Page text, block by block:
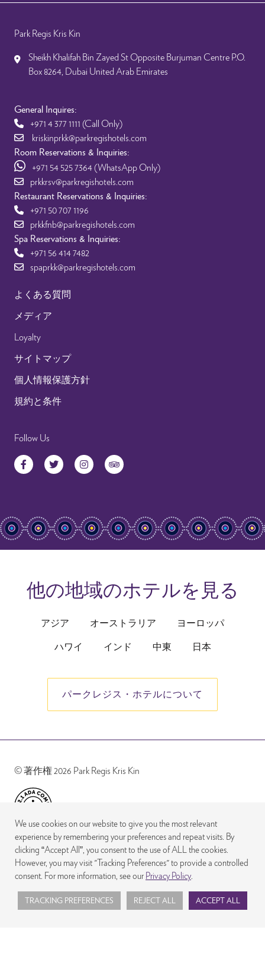
Park Regis Kris Kin
Sheikh Khalifah Bin Zayed St Opposite Burjuman Centre P.O.
Box 8264, Dubai United Arab Emirates
よくある質問
メディア
Loyalty
サイトマップ
個人情報保護方針
規約と条件
Follow Us
FacebookTwitter InstagramTripAdvisor
General Inquires:
+971 4 377 1111 (Call Only)
kriskinprkk@parkregishotels.com
Room Reservations & Inquiries:
+971 54 525 7364(WhatsApp Only)
prkkrsv@parkregishotels.com
Restaurant Reservations & Inquiries:
+971 50 707 1196
prkkfnb@parkregishotels.com
Spa Reservations & Inquiries:
+971 56 414 7482
spaprkk@parkregishotels.com
他の地域のホテルを見る
アジア オーストラリア ヨーロッパ
ハワイ インド 中東 日本
パークレジス・ホテルについて
© 著作権 2026 Park Regis Kris Kin
We use cookies on our website to give you the most relevant
experience by remembering your preferences and repeat visits. By
clicking “Accept All”, you consent to the use of ALL the cookies.
However, you may visit "Tracking Preferences" to provide a controlled
consent. For more information, see our Privacy Policy.
TRACKING PREFERENCES REJECT ALL ACCEPT ALL